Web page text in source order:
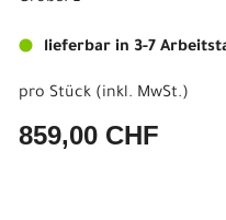
lieferbar in 3-7
pro Stück (inkl. MwSt.)
859,00 CHF